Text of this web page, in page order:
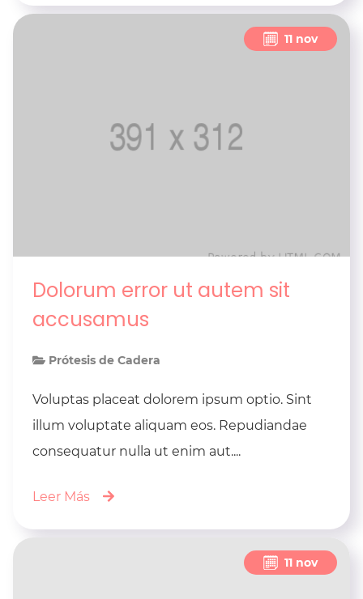
11 nov
Dolorum error ut autem sit
accusamus
Prótesis de Cadera
Voluptas placeat dolorem ipsum optio. Sint
illum voluptate aliquam eos. Repudiandae
consequatur nulla ut enim aut....
Leer Más
11 nov